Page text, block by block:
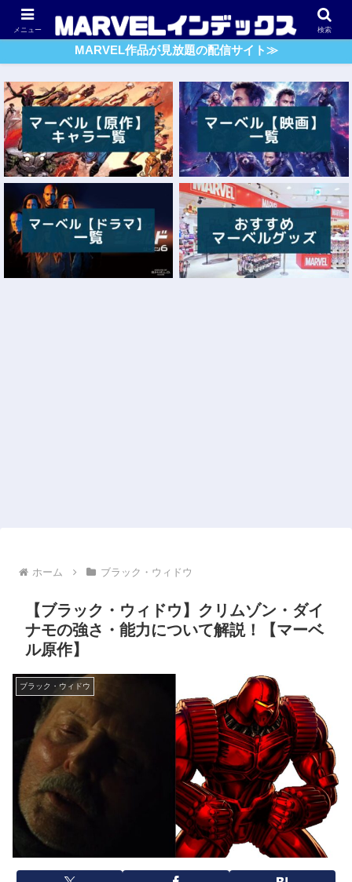
アベンジャーズ スパイダーマン ガーディアンズ・O・G
MARVEL作品が見放題の配信サイト≫
ホーム ブラック・ウィドウ
【ブラック・ウィドウ】クリムゾン・ダイ
ナモの強さ・能力について解説！【マーベ
ル原作】
ブラック・ウィドウ
メニュー 検索